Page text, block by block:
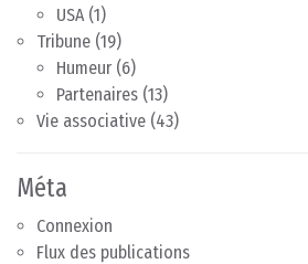
USA(1)
Tribune (19)
Humeur (6)
Partenaires (13)
Vie associative (43)
Méta
Connexion
Flux des publications